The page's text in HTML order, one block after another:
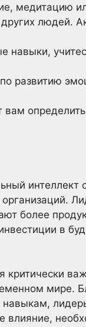
медитацию
людей.
навыки,
развитию
интеллект
более
в
критически
мире.
влияние,